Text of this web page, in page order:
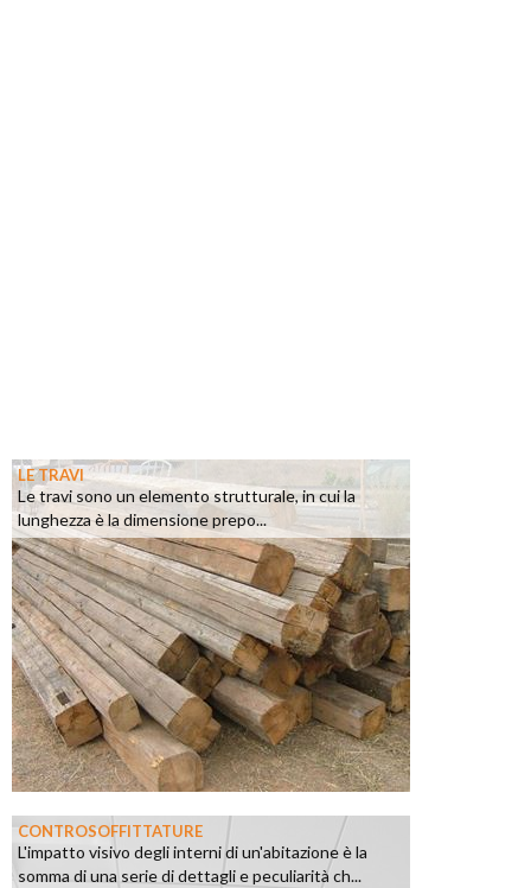
LE TRAVI
Le travi sono un elemento strutturale, in cui la
lunghezza è la dimensione prepo...
CONTROSOFFITTATURE
L'impatto visivo degli interni di un'abitazione è la
somma di una serie di dettagli e peculiarità ch...